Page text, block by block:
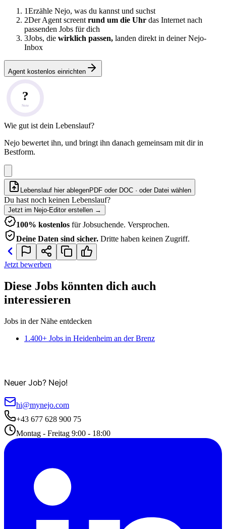
1Erzähle Nejo, was du kannst und suchst
2Der Agent screent rund um die Uhr das Internet nach
passenden Jobs für dich
3Jobs, die wirklich passen, landen direkt in deiner Nejo-
Inbox
Agent kostenlos einrichten
?
Note
Wie gut ist dein Lebenslauf?
Nejo bewertet ihn, und bringt ihn danach gemeinsam mit dir in
Bestform.
Lebenslauf hier ablegenPDF oder DOC · oder Datei wählen
Du hast noch keinen Lebenslauf?
Jetzt im Nejo-Editor erstellen →
100% kostenlos für Jobsuchende. Versprochen.
Deine Daten sind sicher. Dritte haben keinen Zugriff.
Jetzt bewerben
Diese Jobs könnten dich auch
interessieren
Jobs in der Nähe entdecken
1.400+ Jobs in Heidenheim an der Brenz
Neuer Job? Nejo!
hi@mynejo.com
+43 677 628 900 75
Montag - Freitag 9:00 - 18:00